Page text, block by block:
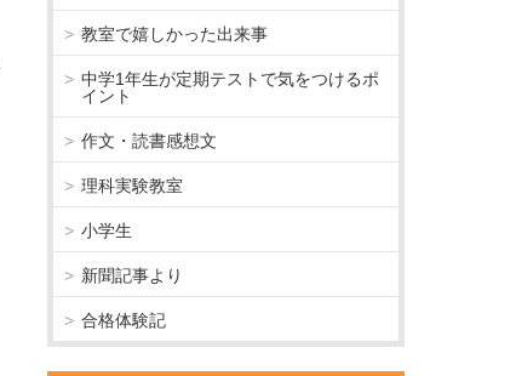
教室で嬉しかった出来事
中学1年生が定期テストで気をつけるポ
イント
作文・読書感想文
理科実験教室
小学生
新聞記事より
合格体験記